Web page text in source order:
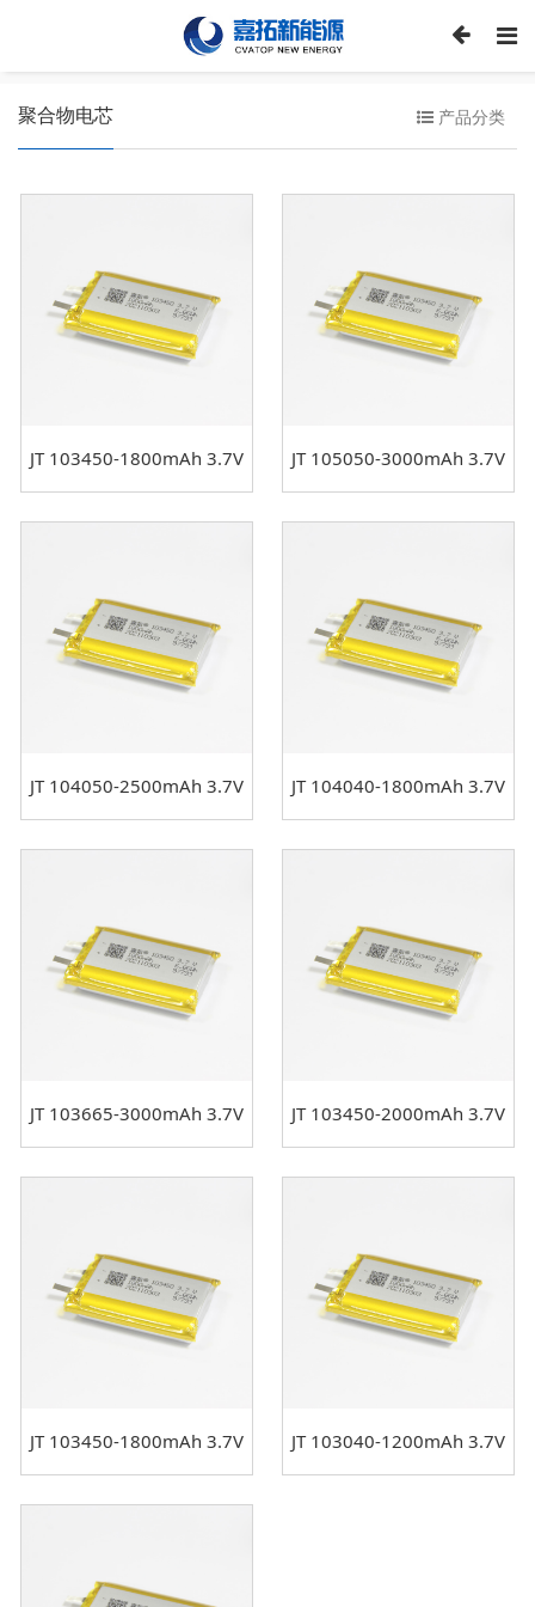
聚合物电芯 产品分类
JT 103450-1800mAh 3.7V JT 105050-3000mAh 3.7V
JT 104050-2500mAh 3.7V JT 104040-1800mAh 3.7V
JT 103665-3000mAh 3.7V JT 103450-2000mAh 3.7V
JT 103450-1800mAh 3.7V JT 103040-1200mAh 3.7V